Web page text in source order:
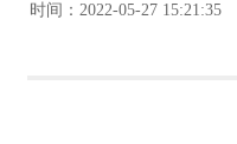
时间：2022-05-27 15:21:35